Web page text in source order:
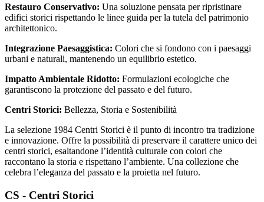
Restauro Conservativo: Una soluzione pensata per ripristinare
edifici storici rispettando le linee guida per la tutela del patrimonio
architettonico.
Integrazione Paesaggistica: Colori che si fondono con i paesaggi
urbani e naturali, mantenendo un equilibrio estetico.
Impatto Ambientale Ridotto: Formulazioni ecologiche che
garantiscono la protezione del passato e del futuro.
Centri Storici: Bellezza, Storia e Sostenibilità
La selezione 1984 Centri Storici è il punto di incontro tra tradizione
e innovazione. Offre la possibilità di preservare il carattere unico dei
centri storici, esaltandone l’identità culturale con colori che
raccontano la storia e rispettano l’ambiente. Una collezione che
celebra l’eleganza del passato e la proietta nel futuro.
CS - Centri Storici